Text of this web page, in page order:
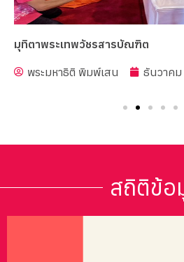
มุทิตาพระเทพวัชรสารบัณฑิต
พระมหาธิติ พิมพ์เสน
ธันวาค
สถิติข้อ